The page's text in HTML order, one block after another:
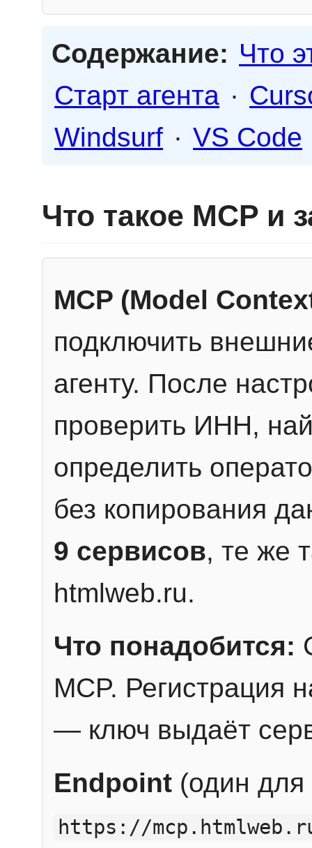
Содержание: Что
Старт агента ·
Windsurf · VS Code
Что такое MCP и
MCP (Model
подключить
агенту. После
проверить ИНН,
определить
без копирования
9 сервисов, те же
htmlweb.ru.
Что понадобится:
MCP. Регистрация
— ключ выдаёт
Endpoint (один для
https://